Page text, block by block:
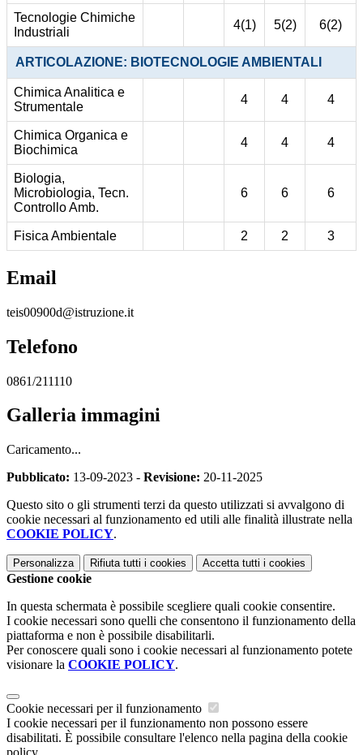
Tecnologie Chimiche
Industriali
4(1) 5(2) 6(2)
ARTICOLAZIONE: BIOTECNOLOGIE AMBIENTALI
Chimica Analitica e
Strumentale
4 4 4
Chimica Organica e
Biochimica
4 4 4
Biologia,
Microbiologia, Tecn.
Controllo Amb.
6 6 6
Fisica Ambientale 2 2 3
Email
teis00900d@istruzione.it
Telefono
0861/211110
Galleria immagini
Caricamento...
Pubblicato: 13-09-2023 - Revisione: 20-11-2025
Questo sito o gli strumenti terzi da questo utilizzati si avvalgono di
cookie necessari al funzionamento ed utili alle finalità illustrate nella
COOKIE POLICY.
Personalizza Rifiuta tutti i cookies Accetta tutti i cookies
Gestione cookie
In questa schermata è possibile scegliere quali cookie consentire.
I cookie necessari sono quelli che consentono il funzionamento della
piattaforma e non è possibile disabilitarli.
Per conoscere quali sono i cookie necessari al funzionamento potete
visionare la COOKIE POLICY.
Cookie necessari per il funzionamento
I cookie necessari per il funzionamento non possono essere
disabilitati. È possibile consultare l'elenco nella pagina della cookie